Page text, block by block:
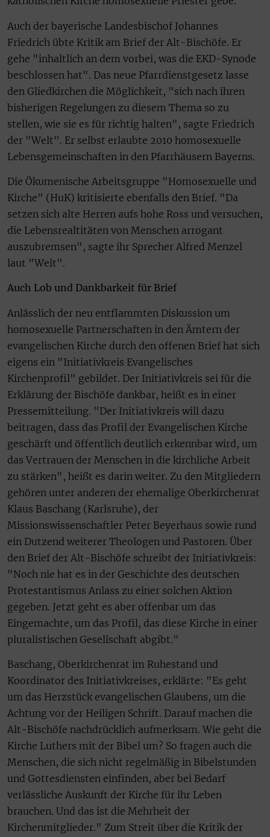
Auch der bayerische Landesbischof Johannes
Friedrich übte Kritik am Brief der Alt-Bischöfe. Er
gehe "inhaltlich an dem vorbei, was die EKD-Synode
beschlossen hat". Das neue Pfarrdienstgesetz lasse
den Gliedkirchen die Möglichkeit, "sich nach ihren
bisherigen Regelungen zu diesem Thema so zu
stellen, wie sie es für richtig halten", sagte Friedrich
der "Welt". Er selbst erlaubte 2010 homosexuelle
Lebensgemeinschaften in den Pfarrhäusern Bayerns.
Die Ökumenische Arbeitsgruppe "Homosexuelle und
Kirche" (HuK) kritisierte ebenfalls den Brief. "Da
setzen sich alte Herren aufs hohe Ross und versuchen,
die Lebensrealtitäten von Menschen arrogant
auszubremsen", sagte ihr Sprecher Alfred Menzel
laut "Welt".
Auch Lob und Dankbarkeit für Brief
Anlässlich der neu entflammten Diskussion um
homosexuelle Partnerschaften in den Ämtern der
evangelischen Kirche durch den offenen Brief hat sich
eigens ein "Initiativkreis Evangelisches
Kirchenprofil" gebildet. Der Initiativkreis sei für die
Erklärung der Bischöfe dankbar, heißt es in einer
Pressemitteilung. "Der Initiativkreis will dazu
beitragen, dass das Profil der Evangelischen Kirche
geschärft und öffentlich deutlich erkennbar wird, um
das Vertrauen der Menschen in die kirchliche Arbeit
zu stärken", heißt es darin weiter. Zu den Mitgliedern
gehören unter anderen der ehemalige Oberkirchenrat
Klaus Baschang (Karlsruhe), der
Missionswissenschaftler Peter Beyerhaus sowie rund
ein Dutzend weiterer Theologen und Pastoren. Über
den Brief der Alt-Bischöfe schreibt der Initiativkreis:
"Noch nie hat es in der Geschichte des deutschen
Protestantismus Anlass zu einer solchen Aktion
gegeben. Jetzt geht es aber offenbar um das
Eingemachte, um das Profil, das diese Kirche in einer
pluralistischen Gesellschaft abgibt."
Baschang, Oberkirchenrat im Ruhestand und
Koordinator des Initiativkreises, erklärte: "Es geht
um das Herzstück evangelischen Glaubens, um die
Achtung vor der Heiligen Schrift. Darauf machen die
Alt-Bischöfe nachdrücklich aufmerksam. Wie geht die
Kirche Luthers mit der Bibel um? So fragen auch die
Menschen, die sich nicht regelmäßig in Bibelstunden
und Gottesdiensten einfinden, aber bei Bedarf
verlässliche Auskunft der Kirche für ihr Leben
brauchen. Und das ist die Mehrheit der
Kirchenmitglieder." Zum Streit über die Kritik der